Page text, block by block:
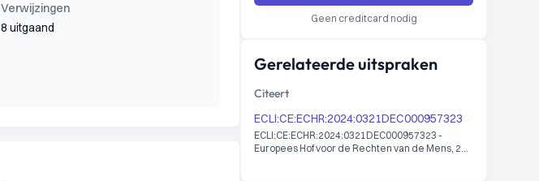
Verwijzingen
8 uitgaand
Geen creditcard nodig
Gerelateerde uitspraken
Citeert
ECLI:CE:ECHR:2024:0321DEC000957323
ECLI:CE:ECHR:2024:0321DEC000957323 -
Europees Hof voor de Rechten van de Mens, 21-